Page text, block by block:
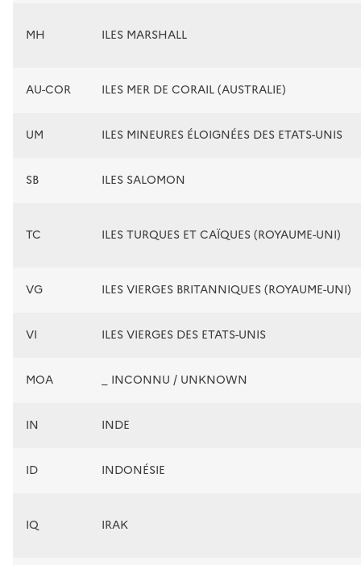
MH ILES MARSHALL
AU-COR ILES MER DE CORAIL (AUSTRALIE)
UM ILES MINEURES ÉLOIGNÉES DES ETATS-UNIS
SB ILES SALOMON
TC ILES TURQUES ET CAÏQUES (ROYAUME-UNI)
VG ILES VIERGES BRITANNIQUES (ROYAUME-UNI)
VI ILES VIERGES DES ETATS-UNIS
MOA _ INCONNU / UNKNOWN
IN INDE
ID INDONÉSIE
IQ IRAK